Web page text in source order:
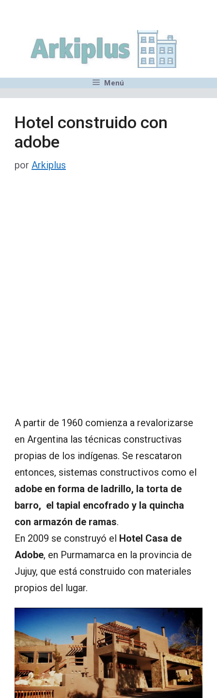
contenido
Menú
Hotel construido con
adobe
por Arkiplus
A partir de 1960 comienza a revalorizarse
en Argentina las técnicas constructivas
propias de los indígenas. Se rescataron
entonces, sistemas constructivos como el
adobe en forma de ladrillo, la torta de
barro, el tapial encofrado y la quincha
con armazón de ramas.
En 2009 se construyó el Hotel Casa de
Adobe, en Purmamarca en la provincia de
Jujuy, que está construido con materiales
propios del lugar.